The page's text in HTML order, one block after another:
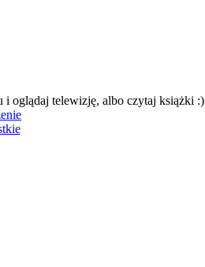
oglądaj telewizję, albo czytaj książki :)